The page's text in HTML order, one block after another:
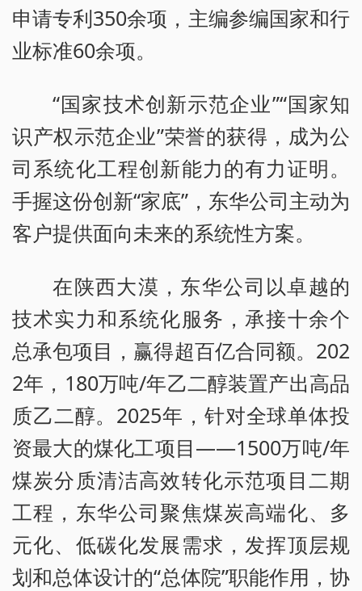
申请专利350余项，主编参编国家和行
业标准60余项。
“国家技术创新示范企业”“国家知
识产权示范企业”荣誉的获得，成为公
司系统化工程创新能力的有力证明。
手握这份创新“家底”，东华公司主动为
客户提供面向未来的系统性方案。
在陕西大漠，东华公司以卓越的
技术实力和系统化服务，承接十余个
总承包项目，赢得超百亿合同额。202
2年，180万吨/年乙二醇装置产出高品
质乙二醇。2025年，针对全球单体投
资最大的煤化工项目——1500万吨/年
煤炭分质清洁高效转化示范项目二期
工程，东华公司聚焦煤炭高端化、多
元化、低碳化发展需求，发挥顶层规
划和总体设计的“总体院”职能作用，协